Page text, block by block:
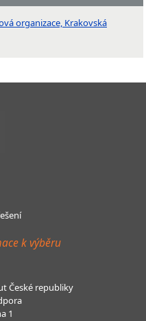
organizace, Krakovská
k výběru
České republiky
1